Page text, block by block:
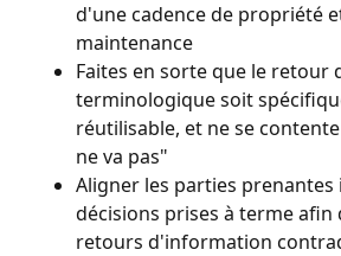
d'une cadence de propriété
maintenance
Faites en sorte que le
terminologique soit
réutilisable, et ne se
ne va pas"
Aligner les parties prenantes
décisions prises à terme afin
retours d'information